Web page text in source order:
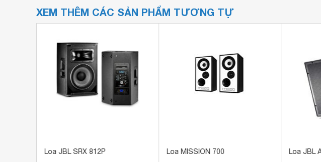
XEM THÊM CÁC SẢN PHẨM TƯƠNG TỰ
Loa JBL SRX 812P Loa MISSION 700 Loa JBL